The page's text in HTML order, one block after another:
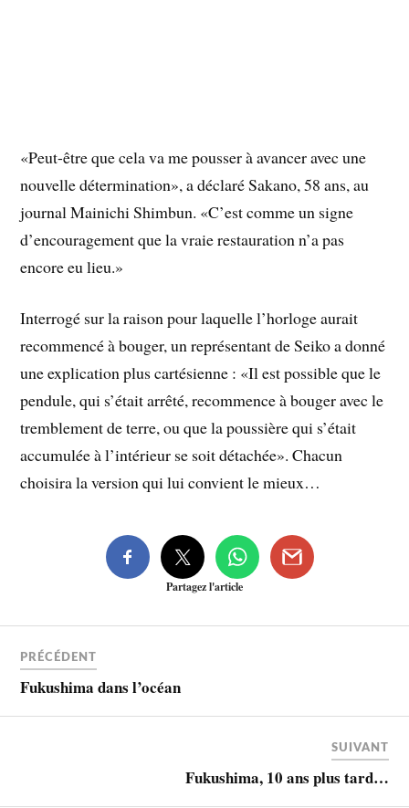
«Peut-être que cela va me pousser à avancer avec une
nouvelle détermination», a déclaré Sakano, 58 ans, au
journal Mainichi Shimbun. «C’est comme un signe
d’encouragement que la vraie restauration n’a pas
encore eu lieu.»
Interrogé sur la raison pour laquelle l’horloge aurait
recommencé à bouger, un représentant de Seiko a donné
une explication plus cartésienne : «Il est possible que le
pendule, qui s’était arrêté, recommence à bouger avec le
tremblement de terre, ou que la poussière qui s’était
accumulée à l’intérieur se soit détachée». Chacun
choisira la version qui lui convient le mieux…
Partagez l'article
PRÉCÉDENT
Fukushima dans l’océan
SUIVANT
Fukushima, 10 ans plus tard…